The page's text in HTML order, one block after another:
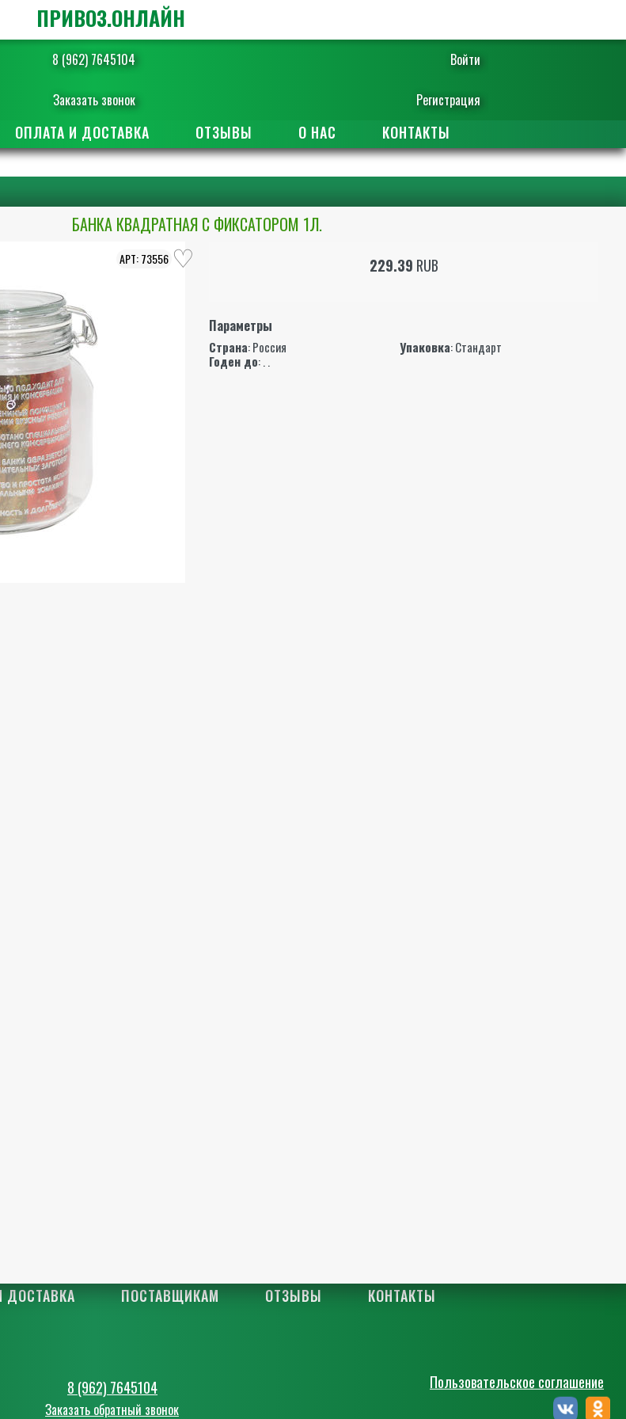
8 (962) 7645104 Войти
Заказать звонок Регистрация
ПРИВОЗ.ОНЛАЙН
ОПЛАТА И ДОСТАВКА ОТЗЫВЫ О НАС КОНТАКТЫ
БАНКА КВАДРАТНАЯ С ФИКСАТОРОМ 1Л.
73556 229.39 RUB
Параметры
Страна: Россия Упаковка: Стандарт
Годен до: . .
ДОСТАВКА ПОСТАВЩИКАМ ОТЗЫВЫ КОНТАКТЫ
8 (962) 7645104
Заказать обратный звонок
Пользовательское соглашение